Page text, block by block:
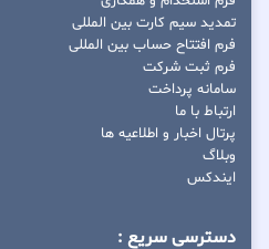
تمدید سیم کارت بین المللی
فرم افتتاح حساب بین المللی
فرم ثبت شرکت
سامانه پرداخت
ارتباط با ما
پرتال اخبار و اطلاعیه ها
وبلاگ
ایندکس
دسترسی سریع :